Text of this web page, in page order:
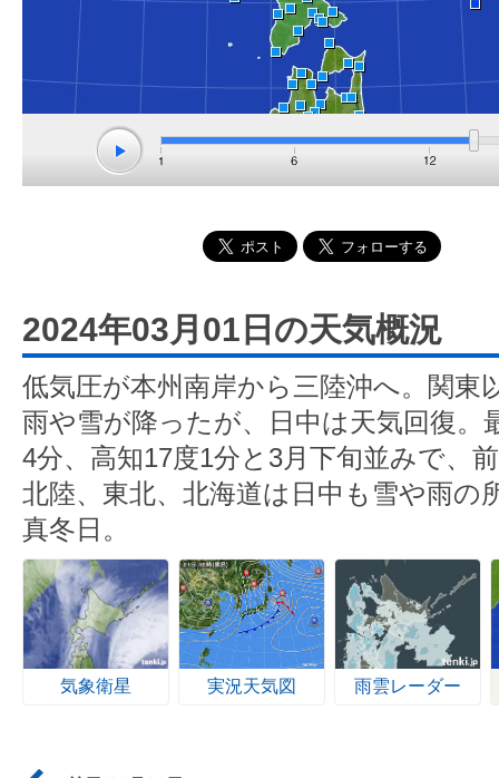
2024年03月01日の天気概況
低気圧が本州南岸から三陸沖へ。関東
雨や雪が降ったが、日中は天気回復。
4分、高知17度1分と3月下旬並みで、
北陸、東北、北海道は日中も雪や雨の
真冬日。
気象衛星 実況天気図 雨雲レーダー